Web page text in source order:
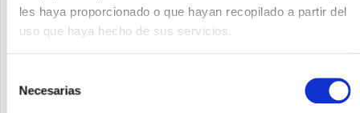
les haya proporcionado o que hayan recopilado a partir del
uso que haya hecho de sus servicios.
Necesarias